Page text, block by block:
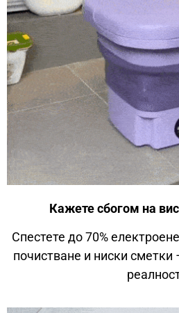
Кажете сбогом на
Спестете до 70%
почистване и ниски сметки